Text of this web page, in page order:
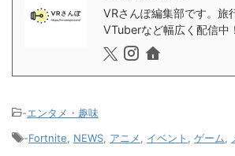
VRさんぽ編集部です。旅
VTuberなど幅広く配信中！
-エンタメ・趣味
-Fortnite NEWS アニメ イベント ゲーム